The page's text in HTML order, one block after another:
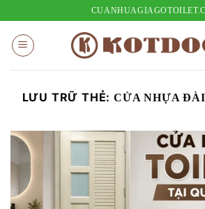
nội
dung
LƯU TRỮ THẺ:CỬA NHỰA